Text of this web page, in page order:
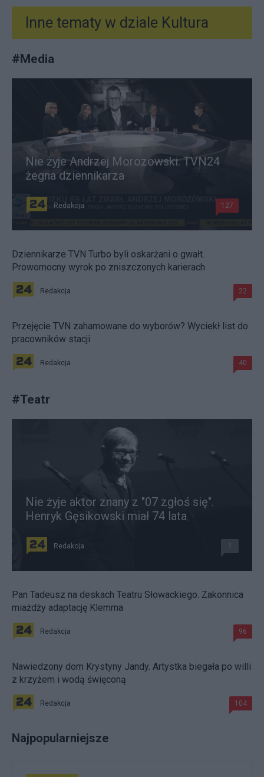
Inne tematy w dziale Kultura
#Media
Nie żyje Andrzej Morozowski. TVN24
żegna dziennikarza
Redakcja 127
Dziennikarze TVN Turbo byli oskarżani o gwałt.
Prowomocny wyrok po zniszczonych karierach
Redakcja 22
Przejęcie TVN zahamowane do wyborów? Wyciekł list do
pracowników stacji
Redakcja 40
#Teatr
Nie żyje aktor znany z "07 zgłoś się".
Henryk Gęsikowski miał 74 lata
Redakcja 1
Pan Tadeusz na deskach Teatru Słowackiego. Zakonnica
miażdży adaptację Klemma
Redakcja 96
Nawiedzony dom Krystyny Jandy. Artystka biegała po willi
z krzyżem i wodą święconą
Redakcja 104
Najpopularniejsze